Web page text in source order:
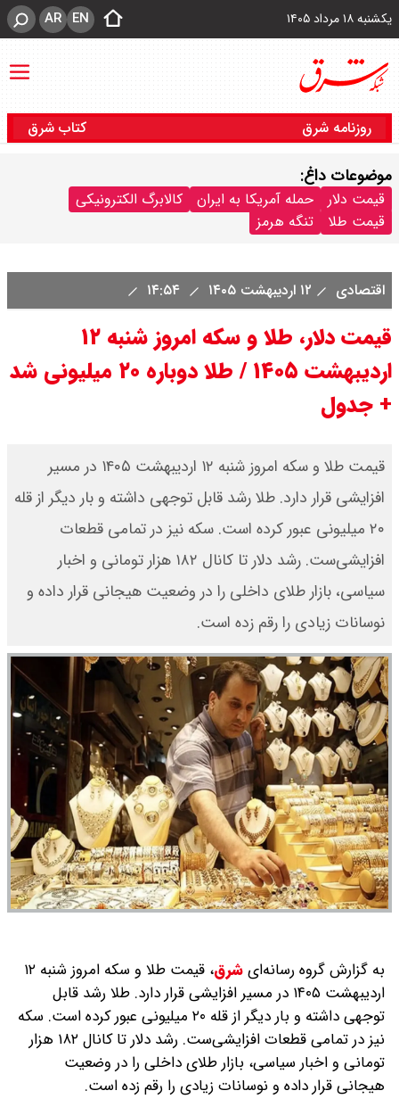
یکشنبه ۱۸ مرداد ۱۴۰۵ EN
AR
روزنامه شرق کتاب شرق
موضوعات داغ:
قیمت دلار حمله آمریکا به ایران
کالابرگ الکترونیکی
قیمت طلا
تنگه هرمز
اقتصادی ۱۲ اردیبهشت ۱۴۰۵
قیمت دلار، طلا و سکه امروز شنبه ۱۲
اردیبهشت ۱۴۰۵ / طلا دوباره ۲۰ میلیونی شد
+ جدول
​قیمت طلا و سکه امروز شنبه ۱۲ اردیبهشت ۱۴۰۵ در مسیر
افزایشی قرار دارد. طلا رشد قابل توجهی داشته و بار دیگر از قله
۲۰ میلیونی عبور کرده است. سکه نیز در تمامی قطعات
افزایشی‌ست. رشد دلار تا کانال ۱۸۲ هزار تومانی و اخبار
سیاسی، بازار طلای داخلی را در وضعیت هیجانی قرار داده و
نوسانات زیادی را رقم زده است.
به گزارش گروه رسانه‌ایشرق،
قیمت طلا و سکه امروز شنبه ۱۲
اردیبهشت ۱۴۰۵ در مسیر افزایشی قرار دارد. طلا رشد قابل
توجهی داشته و بار دیگر از قله ۲۰ میلیونی عبور کرده است. سکه
نیز در تمامی قطعات افزایشی‌ست. رشد دلار تا کانال ۱۸۲ هزار
تومانی و اخبار سیاسی، بازار طلای داخلی را در وضعیت
هیجانی قرار داده و نوسانات زیادی را رقم زده است.